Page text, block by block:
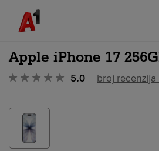
Svi uređaji
Apple iPhone 17
5.0 broj recenzija